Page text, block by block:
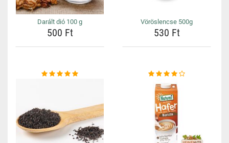
Darált dió 100 g
500 Ft
Vöröslencse 500g
530 Ft